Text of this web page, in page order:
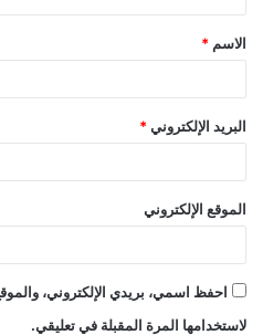
ق
*
الاسم *
البريد الإلكتروني *
الموقع الإلكتروني
احفظ اسمي، بريدي الإلكتروني،
لاستخدامها المرة المقبلة في تعليقي.